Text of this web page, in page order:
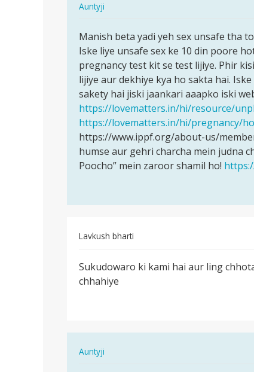
द…
Auntyji
to
Period
aane
ke
4
दिन
बा
द…
by
Manish
Manish
beta
yadi
yeh
sex…
Manish beta yadi yeh sex unsafe tha
Iske liye unsafe sex ke 10 din poore
pregnancy test kit se test lijiye. Phir
lijiye aur dekhiye kya ho sakta hai.
sakety hai jiski jaankari aaapko iski
https://lovematters.in/hi/resource/
https://lovematters.in/hi/pregnancy/
https://www.ippf.org/about-us/
humse aur gehri charcha mein judna
Poocho” mein zaroor shamil ho!
Lavkush bharti
Sukudowaro
ki
Sukudowaro ki kami hai aur ling
chhahiye
Auntyji